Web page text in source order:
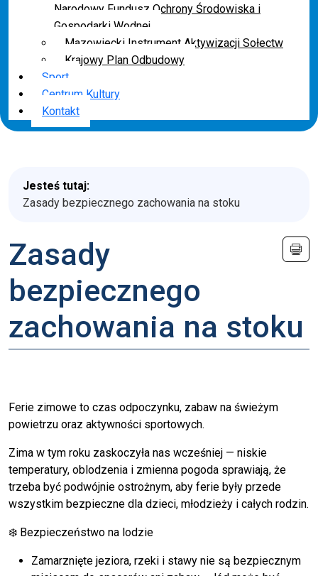
Narodowy Fundusz Ochrony Środowiska i
Gospodarki Wodnej
Mazowiecki Instrument Aktywizacji Sołectw
Krajowy Plan Odbudowy
Sport
Centrum Kultury
Kontakt
Jesteś tutaj:
Zasady bezpiecznego zachowania na stoku
Zasady
bezpiecznego
zachowania na stoku
Ferie zimowe to czas odpoczynku, zabaw na świeżym
powietrzu oraz aktywności sportowych.
Zima w tym roku zaskoczyła nas wcześniej — niskie
temperatury, oblodzenia i zmienna pogoda sprawiają, że
trzeba być podwójnie ostrożnym, aby ferie były przede
wszystkim bezpieczne dla dzieci, młodzieży i całych rodzin.
❄️ Bezpieczeństwo na lodzie
Zamarznięte jeziora, rzeki i stawy nie są bezpiecznym